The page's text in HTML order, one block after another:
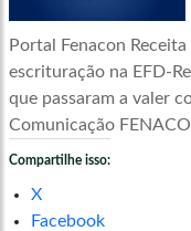
Portal Fenacon
escrituração na EFD-
que passaram a valer
Comunicação
Compartilhe isso:
X
Facebook